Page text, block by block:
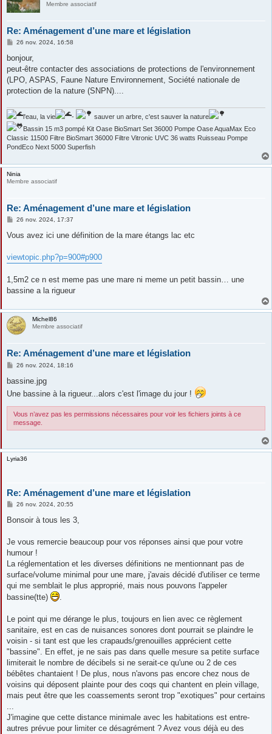
Membre associatif
Re: Aménagement d’une mare et législation
M
s
a
g
26 nov. 2024, 16:58
bonjour,
peut-être contacter des associations de protections de l'environnement
(LPO, ASPAS, Faune Nature Environnement, Société nationale de
protection de la nature (SNPN)....
l'eau, la vie -
sauver un arbre, c'est sauver la nature
Bassin 15 m3 pompé Kit Oase BioSmart Set 36000 Pompe Oase AquaMax Eco
Classic 11500 Filtre BioSmart 36000 Filtre Vitronic UVC 36 watts Ruisseau Pompe
PondEco Next 5000 Superfish
Ninia
Membre associatif
Re: Aménagement d’une mare et législation
M
s
g
e
26 nov. 2024, 17:37
Vous avez ici une définition de la mare étangs lac etc
viewtopic.php?p=900#p900
1,5m2 ce n est meme pas une mare ni meme un petit bassin… une
bassine a la rigueur
Michel86
Membre associatif
Re: Aménagement d’une mare et législation
M
s
a
e
26 nov. 2024, 18:16
bassine.jpg
Une bassine à la rigueur...alors c'est l'image du jour !
Vous n’avez pas les permissions nécessaires pour voir les fichiers joints à ce
message.
Lyria36
Re: Aménagement d’une mare et législation
M
s
g
26 nov. 2024, 20:55
Bonsoir à tous les 3,
Je vous remercie beaucoup pour vos réponses ainsi que pour votre
humour !
La réglementation et les diverses définitions ne mentionnant pas de
surface/volume minimal pour une mare, j'avais décidé d'utiliser ce terme
qui me semblait le plus approprié, mais nous pouvons l'appeler
bassine(tte)
.
Le point qui me dérange le plus, toujours en lien avec ce règlement
sanitaire, est en cas de nuisances sonores dont pourrait se plaindre le
voisin - si tant est que les crapauds/grenouilles apprécient cette
"bassine". En effet, je ne sais pas dans quelle mesure sa petite surface
limiterait le nombre de décibels si ne serait-ce qu'une ou 2 de ces
bébêtes chantaient ! De plus, nous n'avons pas encore chez nous de
voisins qui déposent plainte pour des coqs qui chantent en plein village,
mais peut être que les coassements seront trop "exotiques" pour certains
...
J'imagine que cette distance minimale avec les habitations est entre-
autres prévue pour limiter ce désagrément ? Avez vous déjà eu des